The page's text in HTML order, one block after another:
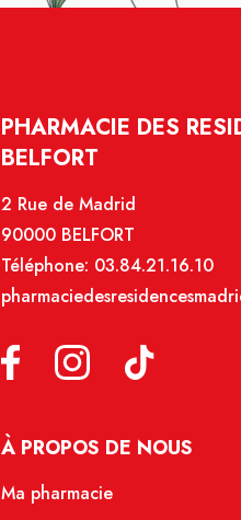
PHARMACIE DES
BELFORT
2 Rue de Madrid
90000 BELFORT
Téléphone: 03.84.21.16.10
À PROPOS DE NOUS
Ma pharmacie